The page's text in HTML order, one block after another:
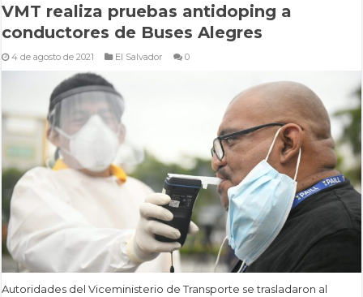
VMT realiza pruebas antidoping a
conductores de Buses Alegres
4 de agosto de 2021 El Salvador 0
Autoridades del Viceministerio de Transporte se trasladaron al